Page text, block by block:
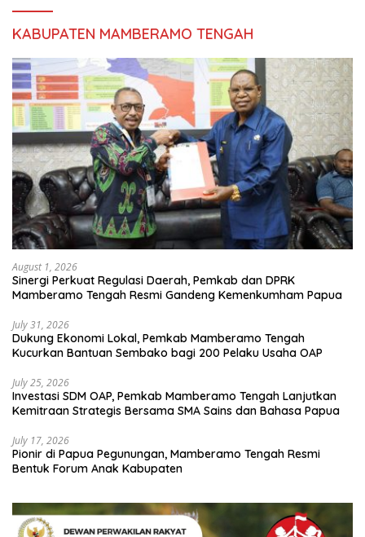
KABUPATEN MAMBERAMO TENGAH
August 1, 2026
Sinergi Perkuat Regulasi Daerah, Pemkab dan DPRK
Mamberamo Tengah Resmi Gandeng Kemenkumham Papua
July 31, 2026
Dukung Ekonomi Lokal, Pemkab Mamberamo Tengah
Kucurkan Bantuan Sembako bagi 200 Pelaku Usaha OAP
July 25, 2026
Investasi SDM OAP, Pemkab Mamberamo Tengah Lanjutkan
Kemitraan Strategis Bersama SMA Sains dan Bahasa Papua
July 17, 2026
Pionir di Papua Pegunungan, Mamberamo Tengah Resmi
Bentuk Forum Anak Kabupaten